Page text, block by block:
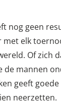
nog geen
elk
Of
mannen
geeft
neerzetten.